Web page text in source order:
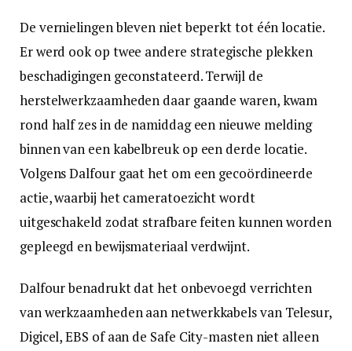
De vernielingen bleven niet beperkt tot één locatie.
Er werd ook op twee andere strategische plekken
beschadigingen geconstateerd. Terwijl de
herstelwerkzaamheden daar gaande waren, kwam
rond half zes in de namiddag een nieuwe melding
binnen van een kabelbreuk op een derde locatie.
Volgens Dalfour gaat het om een gecoördineerde
actie, waarbij het cameratoezicht wordt
uitgeschakeld zodat strafbare feiten kunnen worden
gepleegd en bewijsmateriaal verdwijnt.
Dalfour benadrukt dat het onbevoegd verrichten
van werkzaamheden aan netwerkkabels van Telesur,
Digicel, EBS of aan de Safe City-masten niet alleen